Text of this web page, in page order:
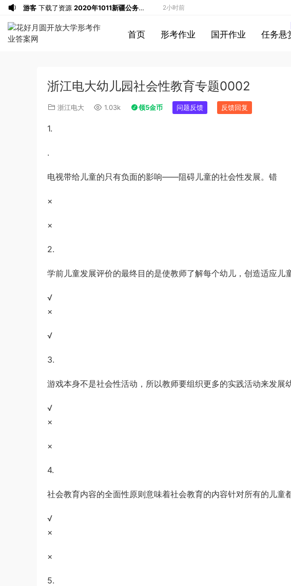
首页 形考作业 国开作业 任务悬
浙江电大幼儿园社会性教育专题0002
浙江电大 1.03k 领5金币 问题反馈 反馈回复
1.
.
电视带给儿童的只有负面的影响——阻碍儿童的社会性发展。错
×
×
2.
学前儿童发展评价的最终目的是使教师了解每个幼儿，创造适应儿
√
×
√
3.
游戏本身不是社会性活动，所以教师要组织更多的实践活动来发展
√
×
×
4.
社会教育内容的全面性原则意味着社会教育的内容针对所有的儿童
√
×
×
5.
游客 下载了资源 2020年1011新疆公务员
考试《申论》真题及参考答案
2小时前
游客下载了资源2015年北京公务员考试
《行测》卷参考答案及解析
u******* 2小时前
案及解析
测》真题（河北卷）答案及解析
下载了资源2021年公务员多省联考
6小时前
9小时前
录用考试《行测》真题（公检法卷）答案
10小时前
1*******登录了本站
测》真题（河南县级以上）答案及解析
下载了资源2021年北京公务员考试
15分钟前
u*******
《行测》真题（福建卷）答案及解析 (1)